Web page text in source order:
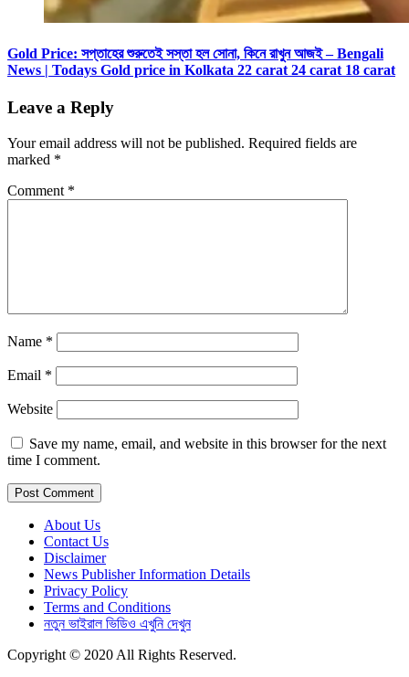
Gold Price: সপ্তাহের শুরুতেই সস্তা হল সোনা, কিনে রাখুন আজই – Bengali
News | Todays Gold price in Kolkata 22 carat 24 carat 18 carat
Leave a Reply
Your email address will not be published. Required fields are
marked *
Comment *
Name *
Email *
Website
Save my name, email, and website in this browser for the next
time I comment.
About Us
Contact Us
Disclaimer
News Publisher Information Details
Privacy Policy
Terms and Conditions
নতুন ভাইরাল ভিডিও এখুনি দেখুন
Copyright © 2020 All Rights Reserved.